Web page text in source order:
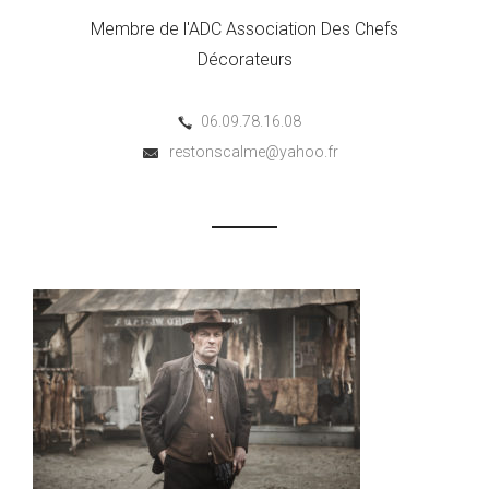
Membre de l'ADC Association Des Chefs
Décorateurs
06.09.78.16.08
restonscalme@yahoo.fr